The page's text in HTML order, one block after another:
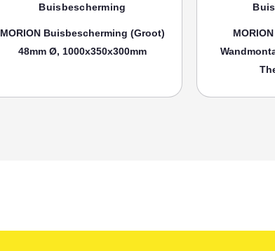
Buisbescherming
MORION Buisbescherming (groot)
48mm Ø, 1000x350x300mm